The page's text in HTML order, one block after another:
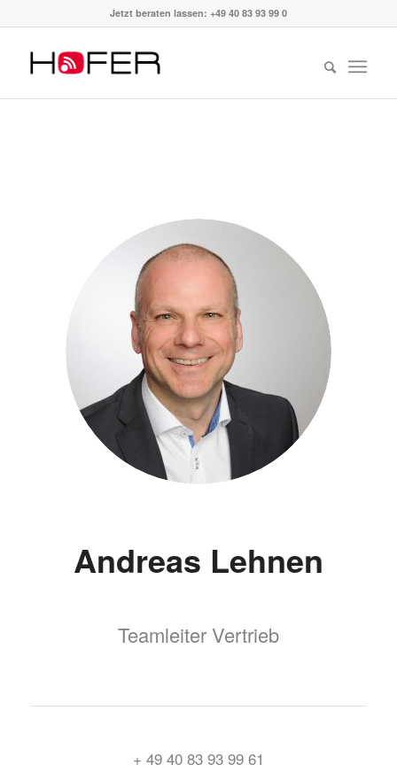
Jetzt beraten lassen: +49 40 83 93 99 0
Andreas Lehnen
Teamleiter Vertrieb
+ 49 40 83 93 99 61